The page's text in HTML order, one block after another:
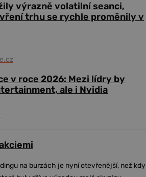
výrazně volatilní seanci,
trhu se rychle proměnily v
v roce 2026: Mezi lídry by
ale i Nvidia
na burzách je nyní otevřenější, než kdy